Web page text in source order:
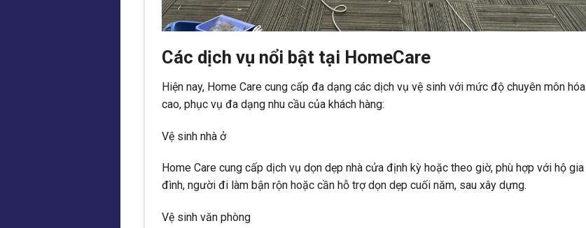
Các dịch vụ nổi bật tại HomeCare
Hiện nay, Home Care cung cấp đa dạng các dịch vụ vệ sinh với mức độ chuyên môn hóa
cao, phục vụ đa dạng nhu cầu của khách hàng:
Vệ sinh nhà ở
Home Care cung cấp dịch vụ dọn dẹp nhà cửa định kỳ hoặc theo giờ, phù hợp với hộ gia
đình, người đi làm bận rộn hoặc cần hỗ trợ dọn dẹp cuối năm, sau xây dựng.
Vệ sinh văn phòng